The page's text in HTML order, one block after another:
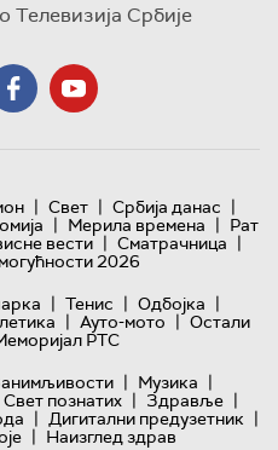
Телевизија Србије
| Свет | Србија данас |
| Мерила времена | Рат
вести | Сматрачница |
2026
| Тенис | Одбојка |
| Ауто-мото | Остали
РТС
| Музика |
Свет познатих | Здравље |
| Дигитални предузетник |
| Наизглед здрав